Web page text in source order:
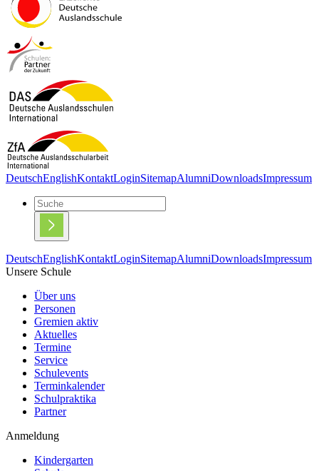
DeutschEnglishKontaktLoginSitemapAlumniDownloadsImpressum
DeutschEnglishKontaktLoginSitemapAlumniDownloadsImpressum
Unsere Schule
Über uns
Personen
Gremien aktiv
Aktuelles
Termine
Service
Schulevents
Terminkalender
Schulpraktika
Partner
Anmeldung
Kindergarten